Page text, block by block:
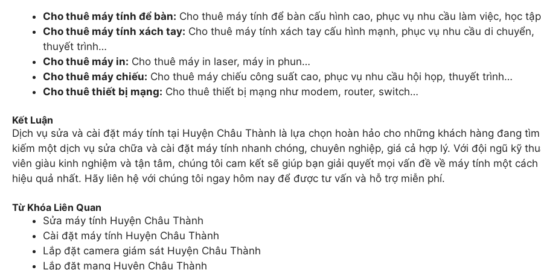
Cho thuê máy tính để bàn: Cho thuê máy tính để bàn cấu hình cao, phục vụ nhu cầu làm việc, học
Cho thuê máy tính xách tay: Cho thuê máy tính xách tay cấu hình mạnh, phục vụ nhu cầu di chuyển,
thuyết trình…
Cho thuê máy in: Cho thuê máy in laser, máy in phun…
Cho thuê máy chiếu: Cho thuê máy chiếu công suất cao, phục vụ nhu cầu hội họp, thuyết trình…
Cho thuê thiết bị mạng: Cho thuê thiết bị mạng như modem, router, switch…
Kết Luận
Dịch vụ sửa và cài đặt máy tính tại Huyện Châu Thành là lựa chọn hoàn hảo cho những khách hàng đang tìm
kiếm một dịch vụ sửa chữa và cài đặt máy tính nhanh chóng, chuyên nghiệp, giá cả hợp lý. Với đội ngũ kỹ
viên giàu kinh nghiệm và tận tâm, chúng tôi cam kết sẽ giúp bạn giải quyết mọi vấn đề về máy tính một cách
hiệu quả nhất. Hãy liên hệ với chúng tôi ngay hôm nay để được tư vấn và hỗ trợ miễn phí.
Từ Khóa Liên Quan
Sửa máy tính Huyện Châu Thành
Cài đặt máy tính Huyện Châu Thành
Lắp đặt camera giám sát Huyện Châu Thành
Lắp đặt mạng Huyện Châu Thành